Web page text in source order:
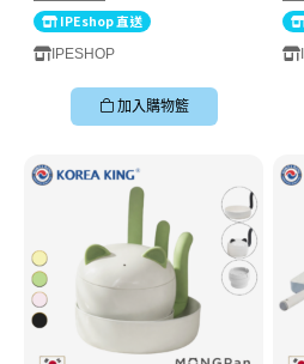
IPEshop 直送
IPESHOP
加入購物籃